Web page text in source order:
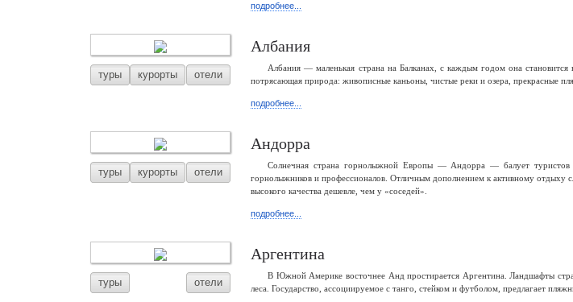
подробнее...
туры курорты отели
Албания
Албания — маленькая страна на Балканах, с каждым годом она
потрясающая природа: живописные каньоны, чистые реки и озера, прекрасные
подробнее...
туры курорты отели
Андорра
Солнечная страна горнолыжной Европы — Андорра — балует туристов
горнолыжников и профессионалов. Отличным дополнением к активному отдыху
высокого качества дешевле, чем у «соседей».
подробнее...
туры отели
Аргентина
В Южной Америке восточнее Анд простирается Аргентина. Ландшафты
леса. Государство, ассоциируемое с танго, стейком и футболом, предлагает